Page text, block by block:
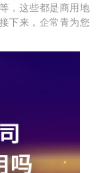
，这些都是商用地
下来，企常青为您